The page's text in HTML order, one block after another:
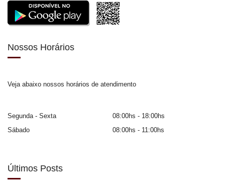
Nossos Horários
Veja abaixo nossos horários de atendimento
Segunda - Sexta
08:00hs - 18:00hs
Sábado
08:00hs - 11:00hs
Últimos Posts